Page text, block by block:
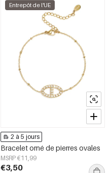
Entrepôt de l'UE
2 à 5 jours
Bracelet orné de pierres ovales
MSRP €11,99
€3,50